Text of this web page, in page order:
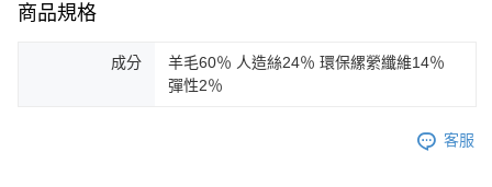
商品規格
成分
羊毛60％ 人造絲24％ 環保縲縈纖維14％
彈性2％
客服